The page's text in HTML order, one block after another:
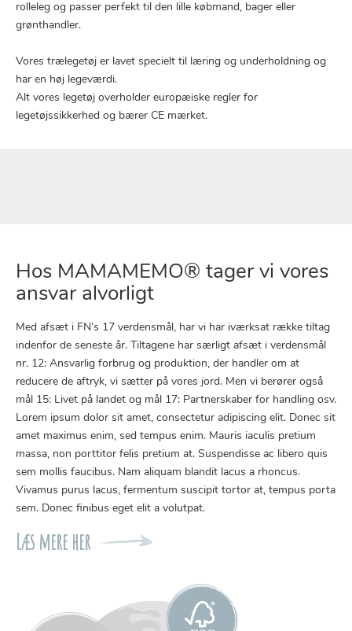
rolleleg og passer perfekt til den lille købmand, bager eller
grønthandler.
Vores trælegetøj er lavet specielt til læring og underholdning og
har en høj legeværdi.
Alt vores legetøj overholder europæiske regler for
legetøjssikkerhed og bærer CE mærket.
Hos MAMAMEMO® tager vi vores
ansvar alvorligt
Med afsæt i FN’s 17 verdensmål, har vi har iværksat række tiltag
indenfor de seneste år. Tiltagene har særligt afsæt i verdensmål
nr. 12: Ansvarlig forbrug og produktion, der handler om at
reducere de aftryk, vi sætter på vores jord. Men vi berører også
mål 15: Livet på landet og mål 17: Partnerskaber for handling osv.
Lorem ipsum dolor sit amet, consectetur adipiscing elit. Donec sit
amet maximus enim, sed tempus enim. Mauris iaculis pretium
massa, non porttitor felis pretium at. Suspendisse ac libero quis
sem mollis faucibus. Nam aliquam blandit lacus a rhoncus.
Vivamus purus lacus, fermentum suscipit tortor at, tempus porta
sem. Donec finibus eget elit a volutpat.
Læs mere her